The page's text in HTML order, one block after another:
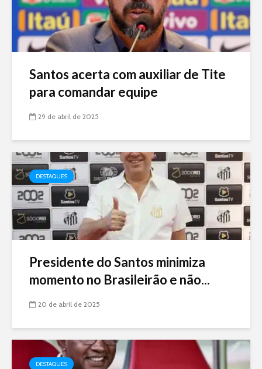
Santos acerta com auxiliar de Tite
para comandar equipe
29 de abril de 2025
DESTAQUES
Presidente do Santos minimiza
momento no Brasileirão e não...
20 de abril de 2025
DESTAQUES